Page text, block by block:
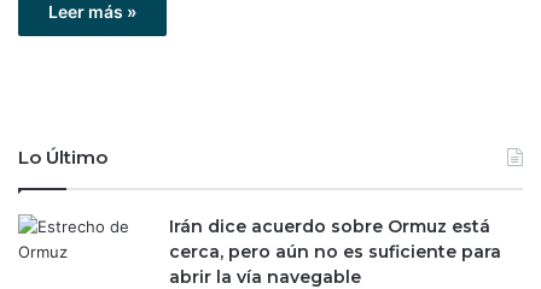
Leer más »
Lo Último
Irán dice acuerdo sobre Ormuz está
cerca, pero aún no es suficiente para
abrir la vía navegable